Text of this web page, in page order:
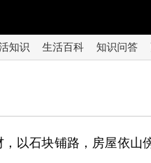
知识 生活百科 知识问答
以石块铺路，房屋依山